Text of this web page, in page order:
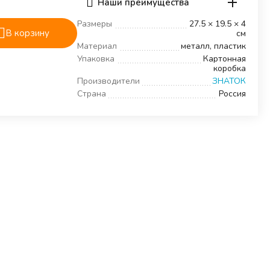
В корзину
Размеры
27.5 × 19.5 × 4
см
Материал
металл, пластик
Упаковка
Картонная
коробка
Производители
ЗНАТОК
Страна
Россия